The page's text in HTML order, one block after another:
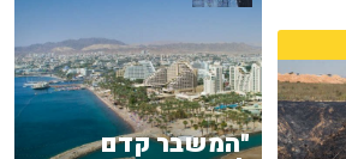
"המשבר קדם